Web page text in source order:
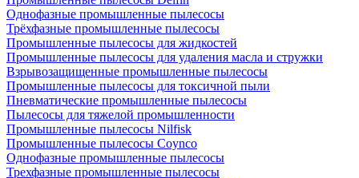
Однофазные промышленные пылесосы
Трёхфазные промышленные пылесосы
Промышленные пылесосы для жидкостей
Промышленные пылесосы для удаления масла и стружки
Взрывозащищенные промышленные пылесосы
Промышленные пылесосы для токсичной пыли
Пневматические промышленные пылесосы
Пылесосы для тяжелой промышленности
Промышленные пылесосы Nilfisk
Промышленные пылесосы Coynco
Однофазные промышленные пылесосы
Трехфазные промышленные пылесосы